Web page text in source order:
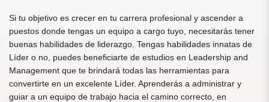
Si tu objetivo es crecer en tu carrera profesional y ascender a
puestos donde tengas un equipo a cargo tuyo, necesitarás tener
buenas habilidades de liderazgo. Tengas habilidades innatas de
Líder o no, puedes beneficiarte de estudios en Leadership and
Management que te brindará todas las herramientas para
convertirte en un excelente Líder. Aprenderás a administrar y
guiar a un equipo de trabajo hacia el camino correcto, en